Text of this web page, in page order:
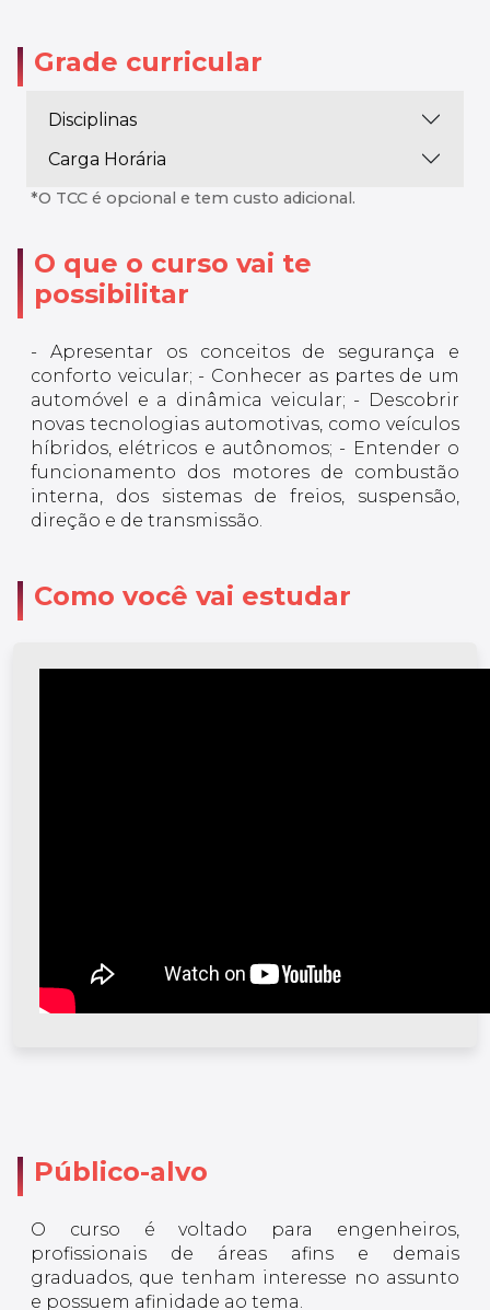
Grade curricular
Disciplinas
Carga Horária
*O TCC é opcional e tem custo adicional.
O que o curso vai te
possibilitar
- Apresentar os conceitos de segurança e
conforto veicular; - Conhecer as partes de um
automóvel e a dinâmica veicular; - Descobrir
novas tecnologias automotivas, como veículos
híbridos, elétricos e autônomos; - Entender o
funcionamento dos motores de combustão
interna, dos sistemas de freios, suspensão,
direção e de transmissão.
Como você vai estudar
Público-alvo
O curso é voltado para engenheiros,
profissionais de áreas afins e demais
graduados, que tenham interesse no assunto
e possuem afinidade ao tema.